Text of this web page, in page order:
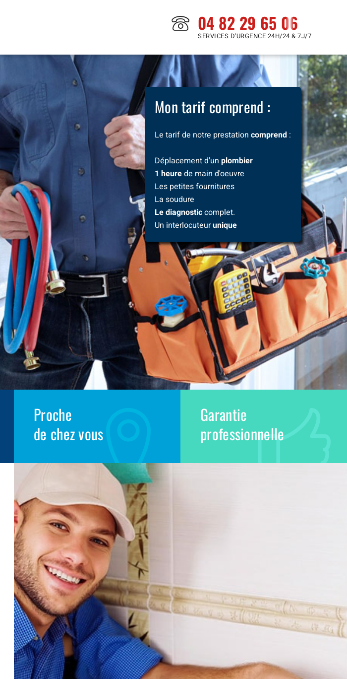
04 82 29 65 06
SERVICES D'URGENCE 24H/24 & 7J/7
Mon tarif comprend :
Le tarif de notre prestation comprend :
Déplacement d'un plombier
1 heurede main d'oeuvre
Les petites fournitures
La soudure
Le diagnosticcomplet.
Un interlocuteurunique
Proche
de chez vous
Garantie
professionnelle